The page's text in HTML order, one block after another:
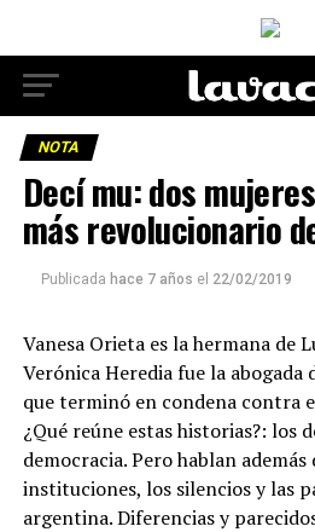
NOTA
Decí mu: dos
más revolucionario
Publicada hace 7 años el 22/02/2019
Vanesa Orieta es la hermana de
Verónica Heredia fue la abogada
que terminó en condena contra
¿Qué reúne estas historias?: los
democracia. Pero hablan
instituciones, los silencios y las
argentina. Diferencias y